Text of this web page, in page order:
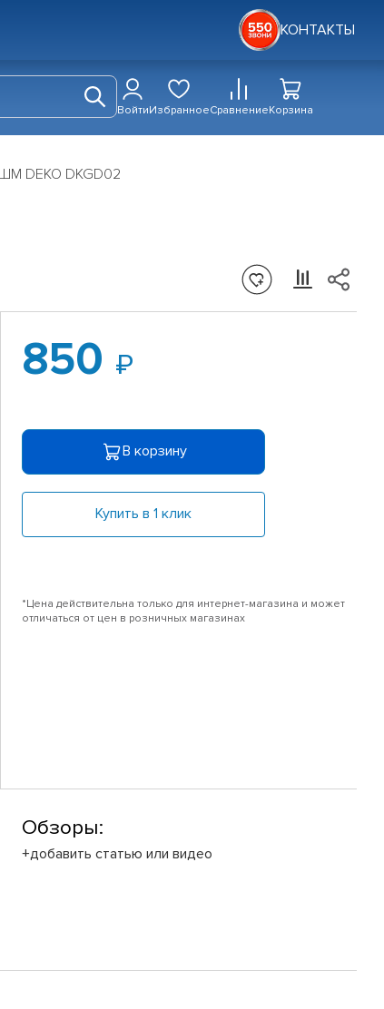
КОНТАКТЫ
ВойтиИзбранноеСравнениеКорзина
DEKO DKGD02
850
В корзину
Купить в 1 клик
*Цена действительна только для интернет-магазина и может
отличаться от цен в розничных магазинах
Обзоры:
+добавить статью или видео